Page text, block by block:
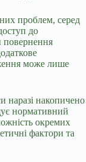
проблем, серед
до
повернення
може лише
наразі накопичено
нормативний
окремих
фактори та